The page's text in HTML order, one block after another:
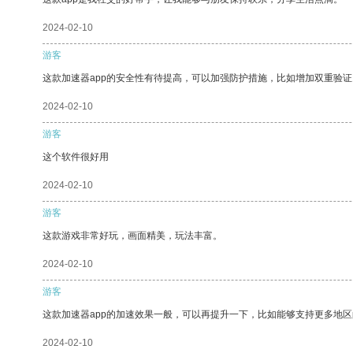
2024-02-10
游客
这款加速器app的安全性有待提高，可以加强防护措施，比如增加双重验证
2024-02-10
游客
这个软件很好用
2024-02-10
游客
这款游戏非常好玩，画面精美，玩法丰富。
2024-02-10
游客
这款加速器app的加速效果一般，可以再提升一下，比如能够支持更多地区
2024-02-10